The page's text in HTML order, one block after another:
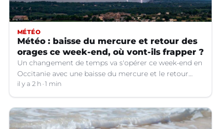
MÉTÉO
Météo : baisse du mercure et retour des
orages ce week-end, où vont-ils frapper ?
Un changement de temps va s'opérer ce week-end en
Occitanie avec une baisse du mercure et le retour
d'orages dans certains départements.
il y a 2 h 1 min